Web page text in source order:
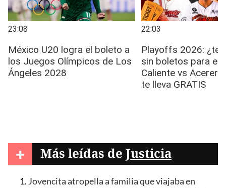
+ Más leídas de Justicia
Jovencita atropella a familia que viajaba en